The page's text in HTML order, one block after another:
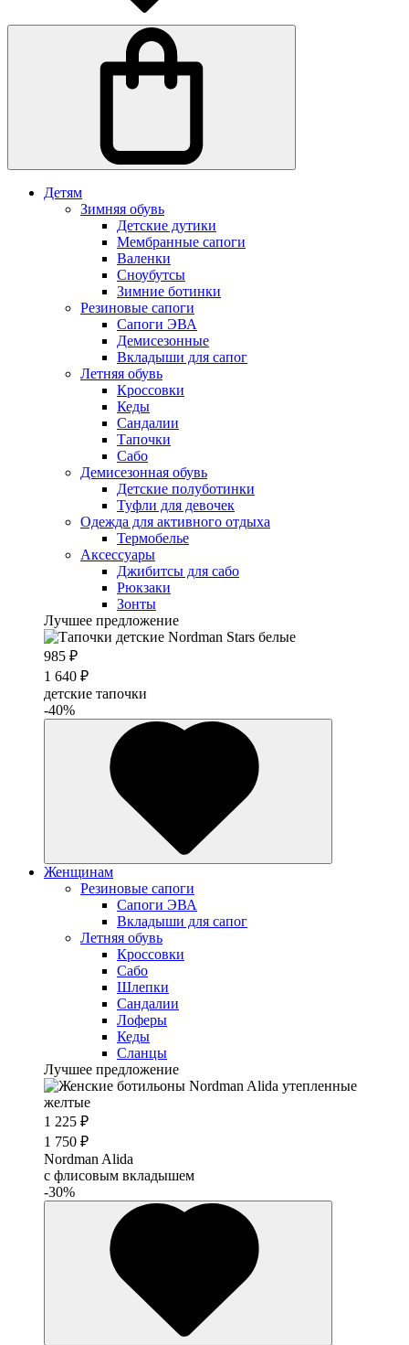
Детям
Зимняя обувь
Детские дутики
Мембранные сапоги
Валенки
Сноубутсы
Зимние ботинки
Резиновые сапоги
Сапоги ЭВА
Демисезонные
Вкладыши для сапог
Летняя обувь
Кроссовки
Кеды
Сандалии
Тапочки
Сабо
Демисезонная обувь
Детские полуботинки
Туфли для девочек
Одежда для активного отдыха
Термобелье
Аксессуары
Джибитсы для сабо
Рюкзаки
Зонты
Лучшее предложение
985 ₽
1 640 ₽
детские тапочки
-40%
Женщинам
Резиновые сапоги
Cапоги ЭВА
Вкладыши для сапог
Летняя обувь
Кроссовки
Сабо
Шлепки
Сандалии
Лоферы
Кеды
Сланцы
Лучшее предложение
1 225 ₽
1 750 ₽
Nordman Alida
с флисовым вкладышем
-30%